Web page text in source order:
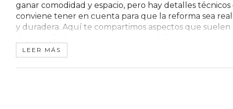
ganar comodidad y espacio, pero hay detalles
conviene tener en cuenta para que la reforma sea
y duradera. Aquí te compartimos aspectos que suelen
LEER MÁS